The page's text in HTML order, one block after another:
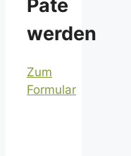
Pate
werden
Zum
Formular